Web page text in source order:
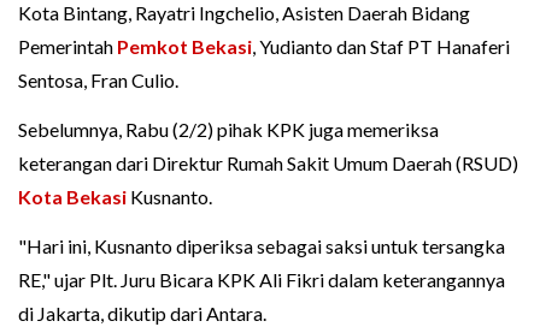
Kota Bintang, Rayatri Ingchelio, Asisten Daerah Bidang
Pemerintah Pemkot Bekasi, Yudianto dan Staf PT Hanaferi
Sentosa, Fran Culio.
Sebelumnya, Rabu (2/2) pihak KPK juga memeriksa
keterangan dari Direktur Rumah Sakit Umum Daerah (RSUD)
Kota Bekasi Kusnanto.
"Hari ini, Kusnanto diperiksa sebagai saksi untuk tersangka
RE," ujar Plt. Juru Bicara KPK Ali Fikri dalam keterangannya
di Jakarta, dikutip dari Antara.